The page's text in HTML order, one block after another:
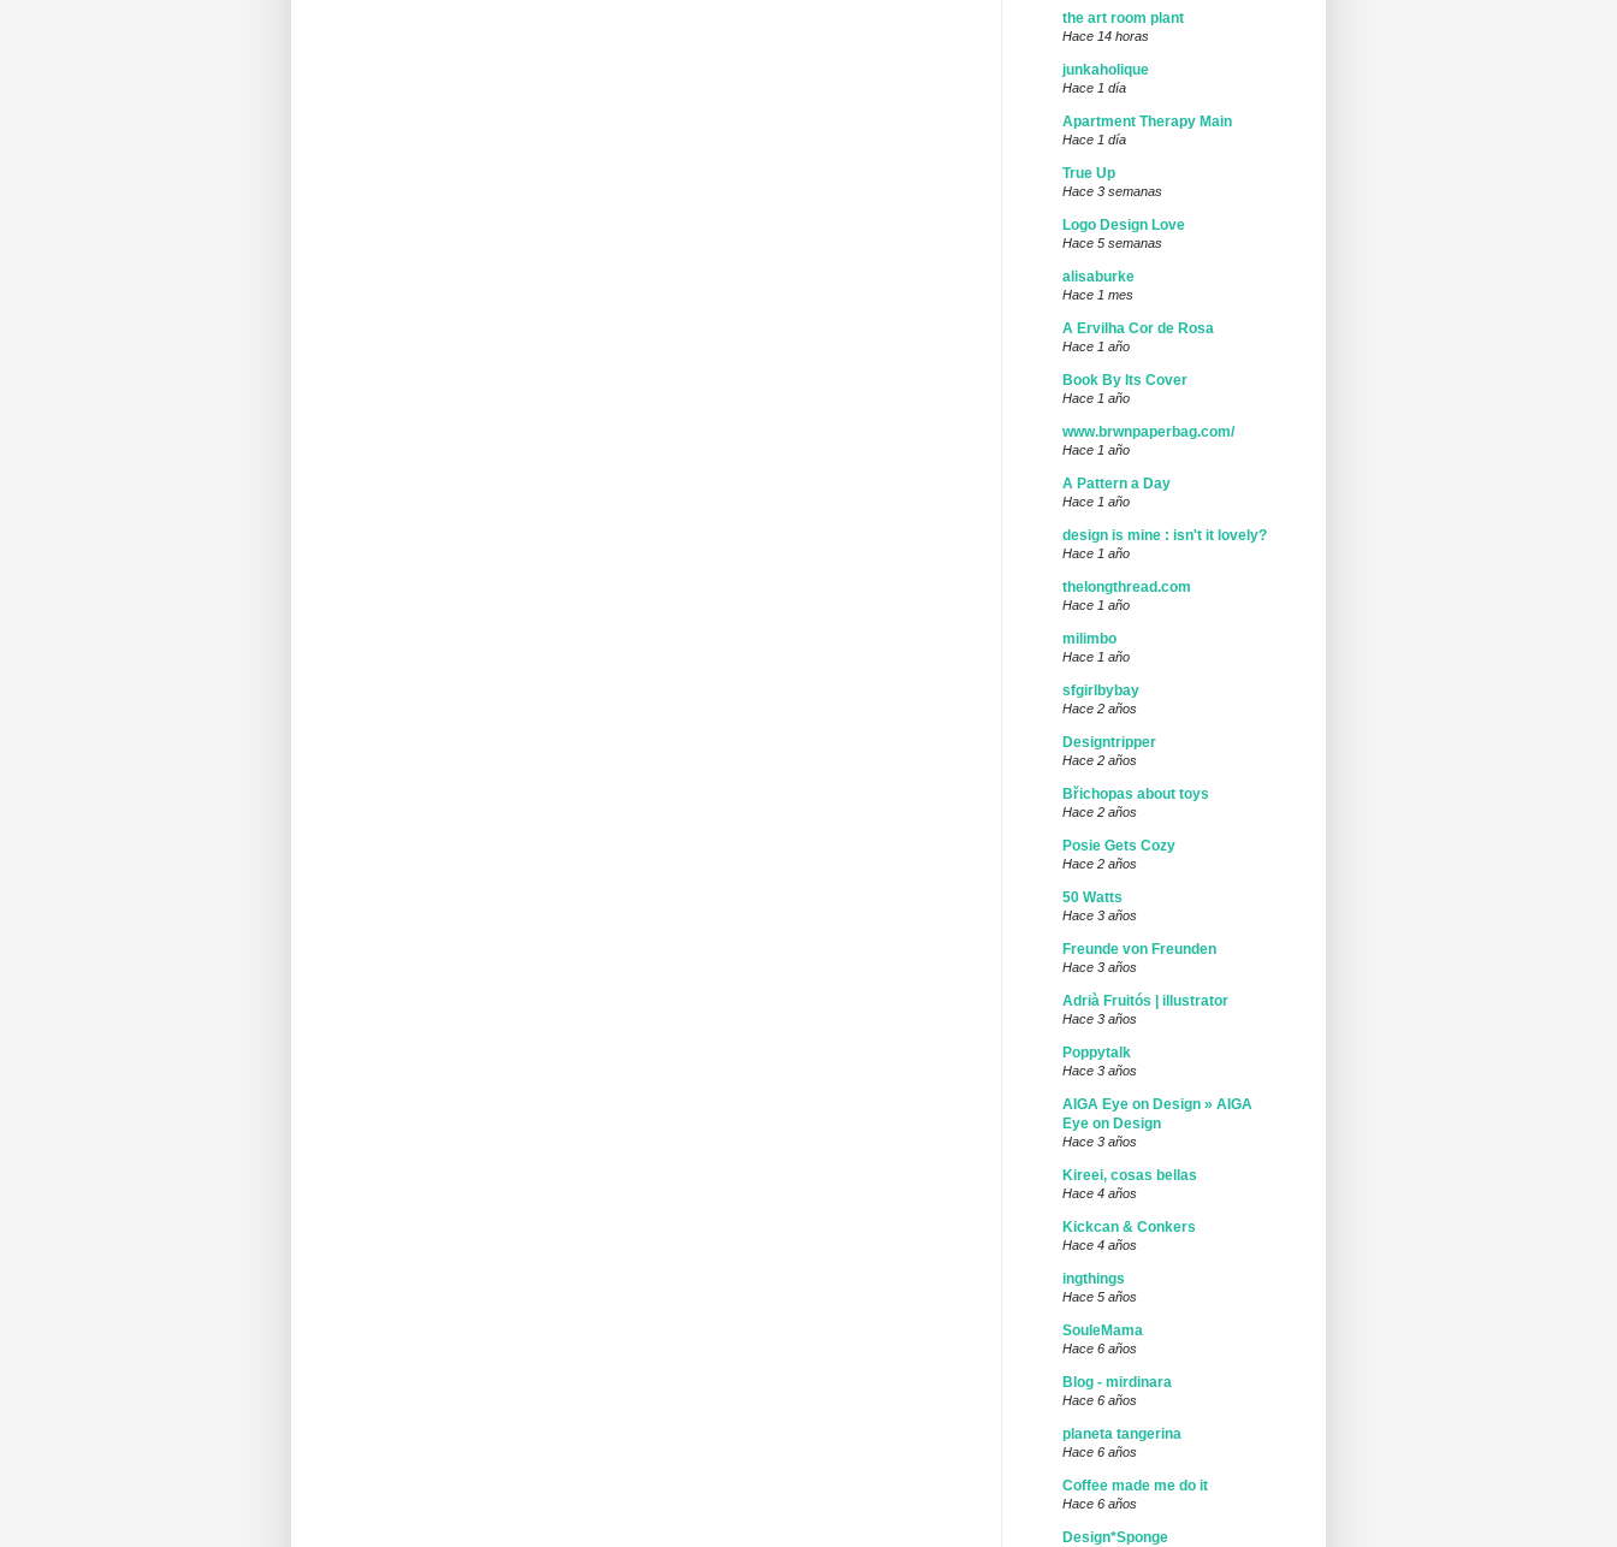
the art room plant
Hace 14 horas
junkaholique
Hace 1 día
Apartment Therapy Main
Hace 1 día
True Up
Hace 3 semanas
Logo Design Love
Hace 5 semanas
alisaburke
Hace 1 mes
A Ervilha Cor de Rosa
Hace 1 año
Book By Its Cover
Hace 1 año
www.brwnpaperbag.com/
Hace 1 año
A Pattern a Day
Hace 1 año
design is mine : isn't it lovely?
Hace 1 año
thelongthread.com
Hace 1 año
milimbo
Hace 1 año
sfgirlbybay
Hace 2 años
Designtripper
Hace 2 años
Břichopas about toys
Hace 2 años
Posie Gets Cozy
Hace 2 años
50 Watts
Hace 3 años
Freunde von Freunden
Hace 3 años
Adrià Fruitós | illustrator
Hace 3 años
Poppytalk
Hace 3 años
AIGA Eye on Design » AIGA
Eye on Design
Hace 3 años
Kireei, cosas bellas
Hace 4 años
Kickcan & Conkers
Hace 4 años
ingthings
Hace 5 años
SouleMama
Hace 6 años
Blog - mirdinara
Hace 6 años
planeta tangerina
Hace 6 años
Coffee made me do it
Hace 6 años
Design*Sponge